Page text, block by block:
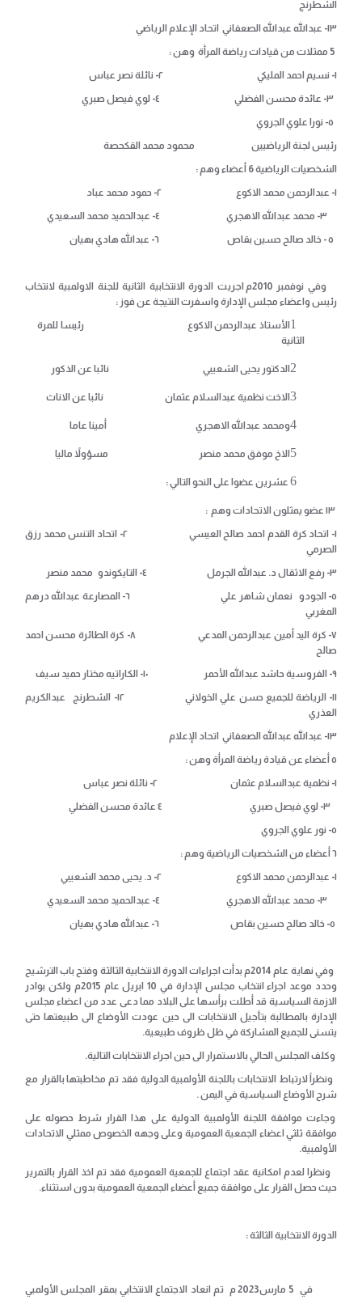
الشطرنج
١٣- عبدالله عبدالله الصعفاني اتحاد الإعلام الرياضي
١- نسيم احمد المليكي ٢- نائلة نصر عباس
٤- لوي فيصل صبري
رئيس لجنة الرياضيين محمود محمد القكحصة
الشخصيات الرياضية 6 أعضاء وهم :
١- عبدالرحمن محمد الاكوع ٢- حمود محمد عباد
٤- عبدالحميد محمد السعيدي
وفي نوفمبر 2010م اجريت الدورة الانتخابية الثانية للجنة الاولمبية لانتخاب
رئيس واعضاء مجلس الإدارة واسفرت النتيجة عن فوز :
الأستاذ عبدالرحمن الاكوع رئيسا للمرة
الثانية
الدكتور يحيى الشعيبي نائبا عن الذكور
الاخت نظمية عبدالسلام عثمان نائبا عن الاناث
ومحمد عبدالله الاهجري أمينا عاما
الاخ موفق محمد منصر مسؤولاً ماليا
عشرين عضوا على النحو التالي :
١- اتحاد كرة القدم احمد صالح العيسي ٢- اتحاد التنس محمد رزق
الصرمي
٣- رفع الاثقال د. عبدالله الجرمل ٤- التايكوندو محمد منصر
٥- الجودو نعمان شاهر علي ٦- المصارعة عبدالله درهم
المغربي
٧- كرة اليد أمين عبدالرحمن المدعي ٨- كرة الطائرة محسن احمد
صالح
٩- الفروسية حاشد عبدالله الأحمر ١٠- الكاراتيه مختار حميد سيف
١١- الرياضة للجميع حسن علي الخولاني ١٢- الشطرنج عبدالكريم
العذري
١٣- عبدالله عبدالله الصعفاني اتحاد الإعلام
٥ أعضاء عن قيادة رياضة المرأة وهن :
١- نظمية عبدالسلام عثمان ٢- نائلة نصر عباس
٥- نور علوي الجروي
٦ أعضاء من الشخصيات الرياضية وهم :
١- عبدالرحمن محمد الاكوع ٢- د. يحيى محمد الشعيبي
وفي نهاية عام 2014م بدأت اجراءات الدورة الانتخابية الثالثة وفتح باب الترشيح
وحدد موعد اجراء انتخاب مجلس الإدارة في 10 ابريل عام 2015م ولكن بوادر
الازمة السياسية قد أطلت برأسها على البلاد مما دعى عدد من اعضاء مجلس
الإدارة بالمطالبة بتأجيل الانتخابات الى حين عودت الأوضاع الى طبيعتها حتى
يتسنى للجميع المشاركة في ظل ظروف طبيعية.
وكلف المجلس الحالي بالاستمرار الى حين اجراء الانتخابات التالية.
ونظراً لارتباط الانتخابات باللجنة الأولمبية الدولية فقد تم مخاطبتها بالقرار مع
شرح الأوضاع السياسية في اليمن .
وجاءت موافقة اللجنة الأولمبية الدولية على هذا القرار شرط حصوله على
موافقة ثلثي اعضاء الجمعية العمومية وعلى وجهه الخصوص ممثلي الاتحادات
الأولمبية.
ونظرا لعدم امكانية عقد اجتماع للجمعية العمومية فقد تم اخذ القرار بالتمرير
حيث حصل القرار على موافقة جميع أعضاء الجمعية العمومية بدون استثناء.
الدورة الانتخابية الثالثة :
في 5 مارس2023 م تم انعاد الاجتماع الانتخابي بمقر المجلس الأولمبي